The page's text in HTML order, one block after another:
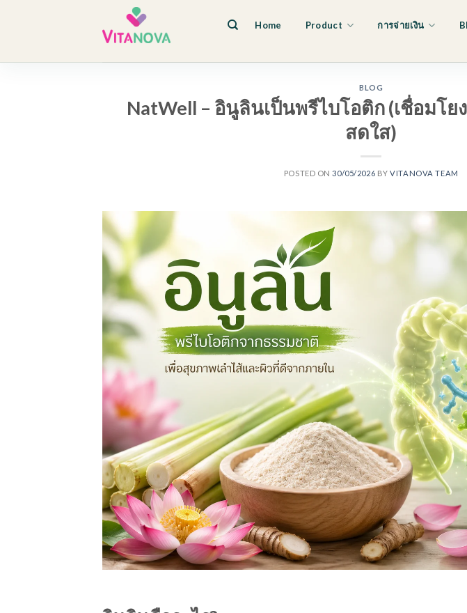
Home Product การจ่ายเงิน
BLOG
NatWell – อินูลินเป็นพรีไบโอติก (เชื่อมโ
สดใส)
POSTED ON30/05/2026 BYVITANOVA TEAM